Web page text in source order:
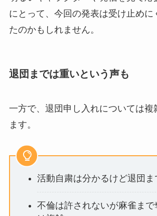
にとって、今回の発表は受け止めに
たのかもしれません。
退団までは重いという声も
一方で、退団申し入れについては複
ます。
活動自粛は分かるけど退団ま
不倫は許されないが麻雀まで